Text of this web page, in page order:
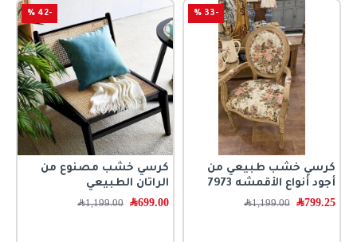
-33 %
كرسي خشب طبيعي من
أجود أنواع الأقمشه 7973
799.25﷼ 1,199.00﷼
-42 %
كرسي خشب مصنوع من
الراتان الطبيعي
699.00﷼ 1,199.00﷼